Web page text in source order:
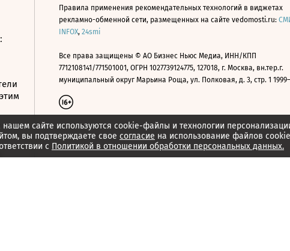
нашем сайте используются cookie-файлы и технологии
вы подтверждаете свое согласие на использование файлов
с Политикой в отношении обработки персональных данных.
Правила применения рекомендательных технологий в виджетах
рекламно-обменной сети, размещенных на сайте vedomosti.ru:
INFOX, 24smi
Все права защищены © АО Бизнес Ньюс Медиа, ИНН/КПП
7712108141/771501001, ОГРН 1027739124775, 127018, г. Москва, вн.тер.г.
муниципальный округ Марьина Роща, ул. Полковая, д. 3, стр. 1